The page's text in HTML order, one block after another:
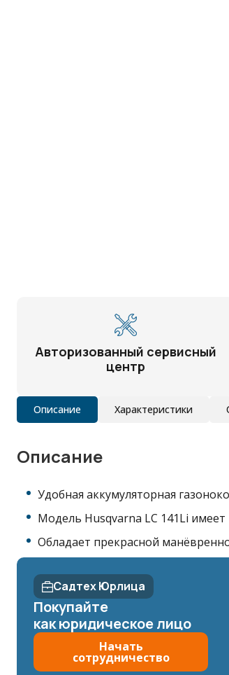
Авторизованный сервисный
центр
Описание Характеристики
Описание
Удобная аккумуляторная
Модель Husqvarna LC 141Li имеет
Обладает прекрасной
Садтех Юрлица
Покупайте
как юридическое лицо
Начать
сотрудничество